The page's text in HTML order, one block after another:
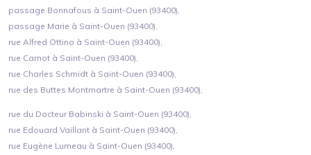
passage Bonnafous à Saint-Ouen (93400),
passage Marie à Saint-Ouen (93400),
rue Alfred Ottino à Saint-Ouen (93400),
rue Carnot à Saint-Ouen (93400),
rue Charles Schmidt à Saint-Ouen (93400),
rue des Buttes Montmartre à Saint-Ouen (93400),
rue du Docteur Babinski à Saint-Ouen (93400),
rue Edouard Vaillant à Saint-Ouen (93400),
rue Eugène Lumeau à Saint-Ouen (93400),